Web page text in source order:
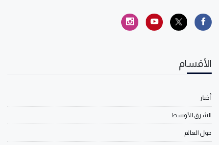
الأقسام
أخبار
الشرق الأوسط
حول العالم